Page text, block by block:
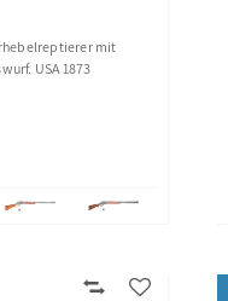
mit
USA 1873